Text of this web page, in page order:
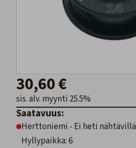
30,60 €
sis. alv. myynti 25.5%
Saatavuus:
Herttoniemi - Ei heti nähtävillä
Hyllypaikka: 6